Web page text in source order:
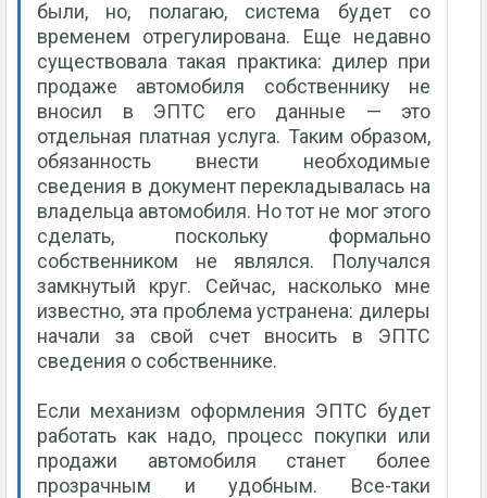
были, но, полагаю, система будет со
временем отрегулирована. Еще недавно
существовала такая практика: дилер при
продаже автомобиля собственнику не
вносил в ЭПТС его данные — это
отдельная платная услуга. Таким образом,
обязанность внести необходимые
сведения в документ перекладывалась на
владельца автомобиля. Но тот не мог этого
сделать, поскольку формально
собственником не являлся. Получался
замкнутый круг. Сейчас, насколько мне
известно, эта проблема устранена: дилеры
начали за свой счет вносить в ЭПТС
сведения о собственнике.
Если механизм оформления ЭПТС будет
работать как надо, процесс покупки или
продажи автомобиля станет более
прозрачным и удобным. Все-таки